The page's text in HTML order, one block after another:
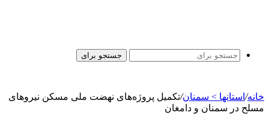
جستجو برای
خانه/ استانها > سمنان/تکمیل پروژه‌های نهضت ملی مسکن نیروهای
مسلح در سمنان و دامغان